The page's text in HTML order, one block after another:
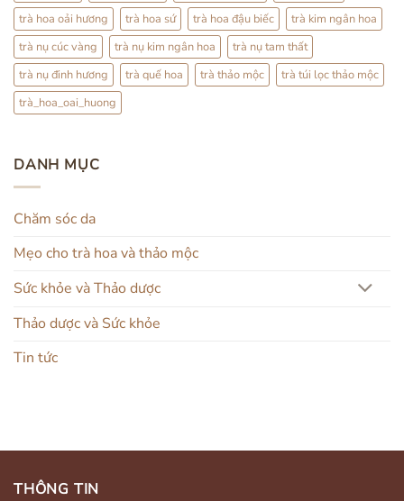
trà hoa oải hương
trà hoa sứ trà hoa đậu biếc
trà kim ngân hoa
trà nụ cúc vàng
trà nụ kim ngân hoa
trà nụ tam thất
trà nụ đinh hương
trà quế hoa trà thảo mộc
trà túi lọc thảo mộc
trà_hoa_oai_huong
DANH MỤC
Chăm sóc da
Mẹo cho trà hoa và thảo mộc
Sức khỏe và Thảo dược
Thảo dược và Sức khỏe
Tin tức
THÔNG TIN